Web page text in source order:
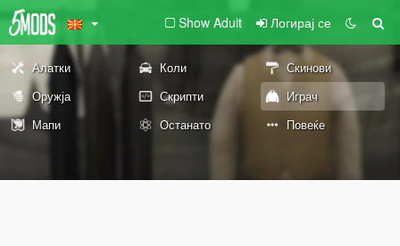
Show Adult Логирај се
Алатки Коли
Скинови
Оружја
Скрипти
Играч
Мапи
Останато Повеќе